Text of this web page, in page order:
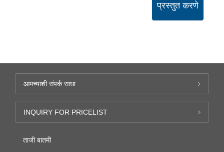
प्रस्तुत करणे
आमच्याशी संपर्क साधा
INQUIRY FOR PRICELIST
ताजी बातमी